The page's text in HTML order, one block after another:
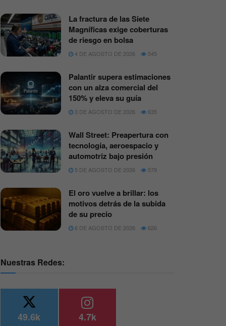
La fractura de las Siete
Magníficas exige coberturas
de riesgo en bolsa
4 DE AGOSTO DE 2026 545
Palantir supera estimaciones
con un alza comercial del
150% y eleva su guía
3 DE AGOSTO DE 2026 635
Wall Street: Preapertura con
tecnología, aeroespacio y
automotriz bajo presión
5 DE AGOSTO DE 2026 579
El oro vuelve a brillar: los
motivos detrás de la subida
de su precio
6 DE AGOSTO DE 2026 626
Nuestras Redes:
49.6k 4.7k